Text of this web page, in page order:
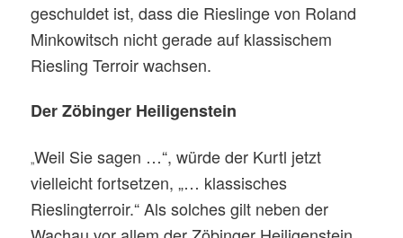
geschuldet ist, dass die Rieslinge von Roland
Minkowitsch nicht gerade auf klassischem
Riesling Terroir wachsen.
Der Zöbinger Heiligenstein
„Weil Sie sagen …“, würde der Kurtl jetzt
vielleicht fortsetzen, „… klassisches
Rieslingterroir.“ Als solches gilt neben der